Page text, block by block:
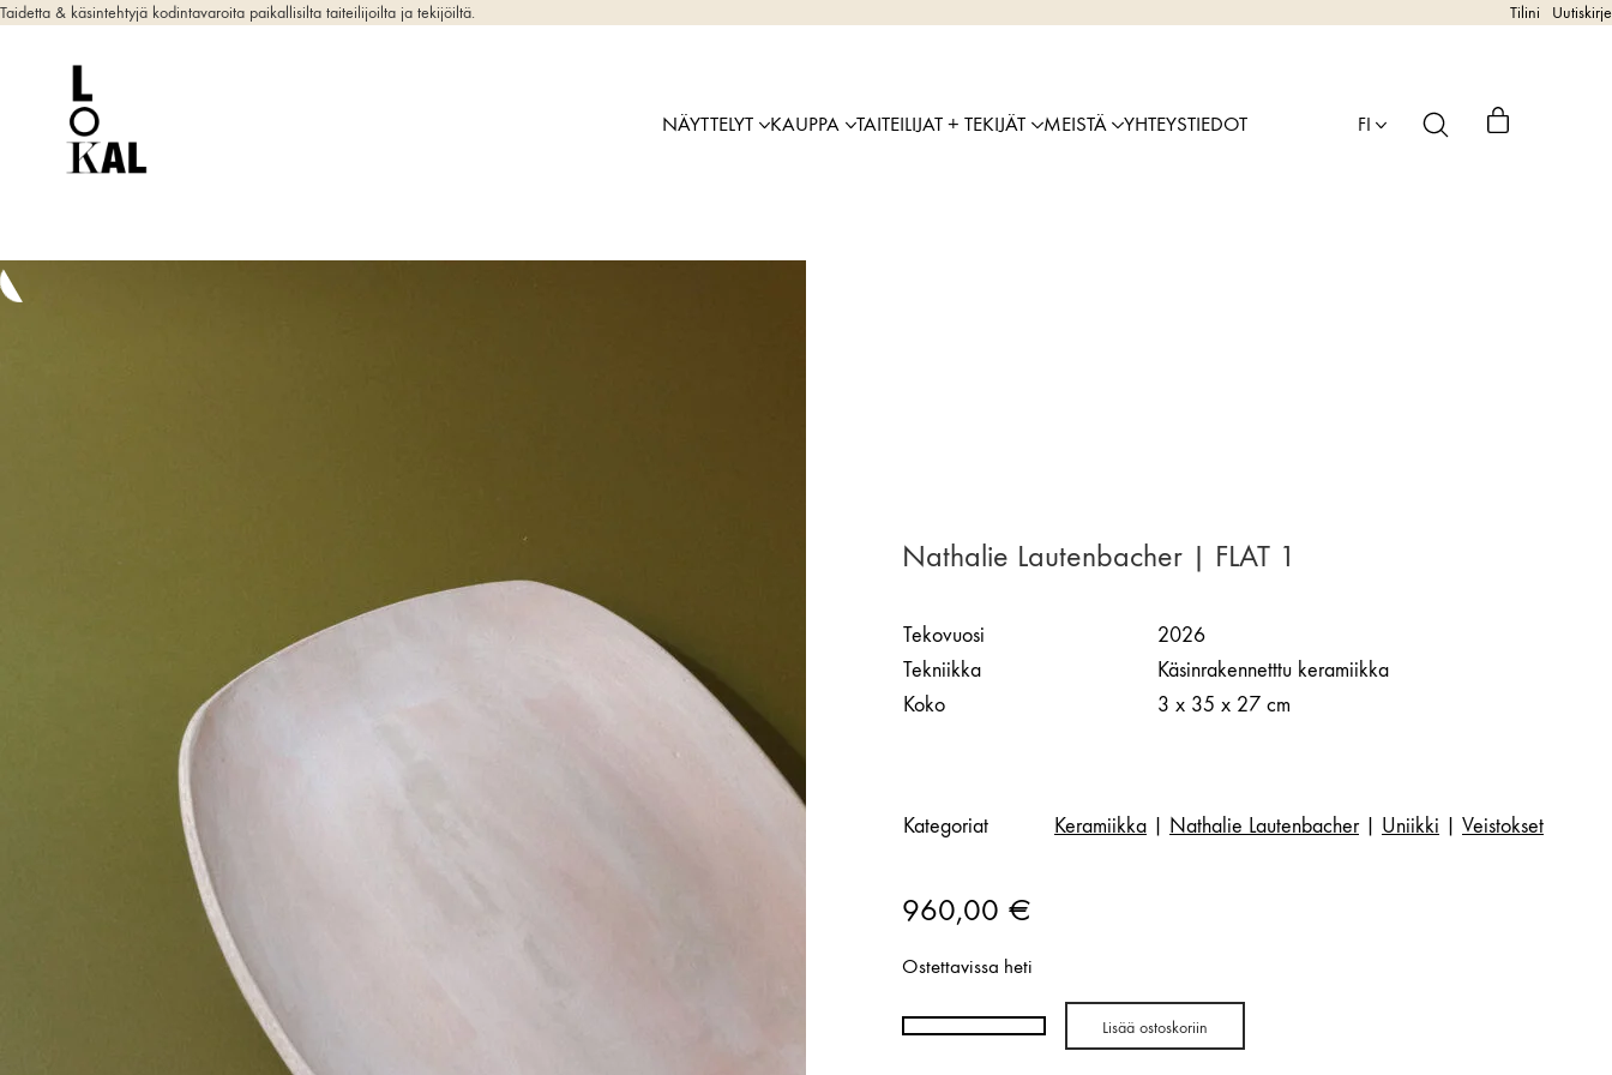
Taidetta & käsintehtyjä kodintavaroita paikallisilta taiteilijoilta ja tekijöiltä. Tilini Uutiskirje
NÄYTTELYT KAUPPA TAITEILIJAT + TEKIJÄT MEISTÄ YHTEYSTIEDOT FI
Nathalie Lautenbacher | FLAT 1
Tekovuosi
2026
Tekniikka
Käsinrakennetttu keramiikka
Koko
3 x 35 x 27 cm
Kategoriat Keramiikka Nathalie Lautenbacher| Uniikki Veistokset
960,00 €
Ostettavissa heti
Nathalie
Lisää ostoskoriin